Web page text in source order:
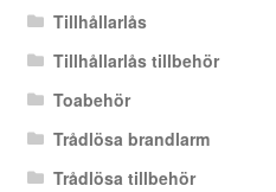
Tillhållarlås
Tillhållarlås tillbehör
Toabehör
Trådlösa brandlarm
Trådlösa tillbehör